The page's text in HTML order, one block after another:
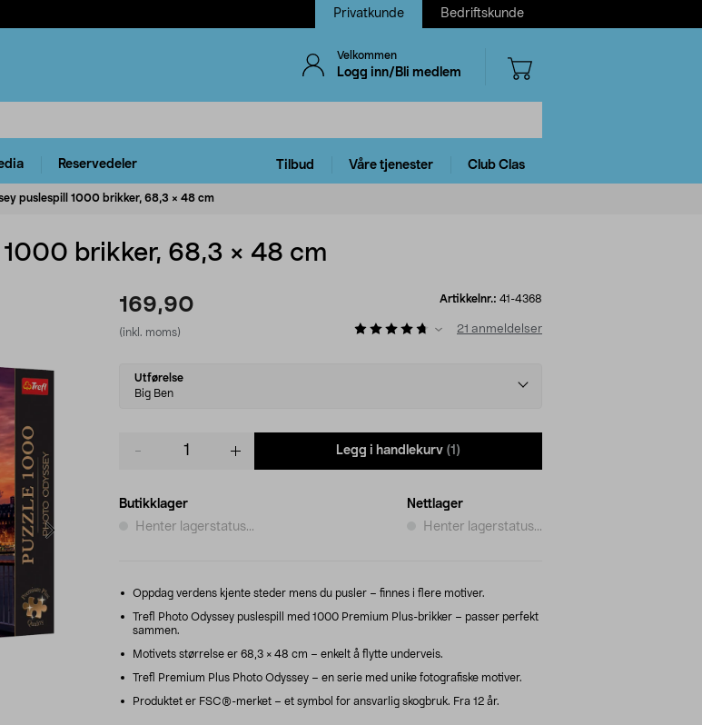
Privatkunde Bedriftskunde
Velkommen
Logg inn/Bli medlem
Reservedeler Tilbud Våre tjenester Club Clas
puslespill 1000 brikker, 68,3 × 48 cm
brikker, 68,3 × 48 cm
169,90
(inkl. moms)
Artikkelnr.: 41-4368
21 anmeldelser
Select
variant
Utførelse
Big Ben
Legg i handlekurv (1)
Butikklager
Henter lagerstatus...
Nettlager
Henter lagerstatus...
Oppdag verdens kjente steder mens du pusler – finnes i flere motiver.
Trefl Photo Odyssey puslespill med 1000 Premium Plus-brikker – passer perfekt
sammen.
Motivets størrelse er 68,3 × 48 cm – enkelt å flytte underveis.
Trefl Premium Plus Photo Odyssey – en serie med unike fotografiske motiver.
Produktet er FSC®-merket – et symbol for ansvarlig skogbruk. Fra 12 år.